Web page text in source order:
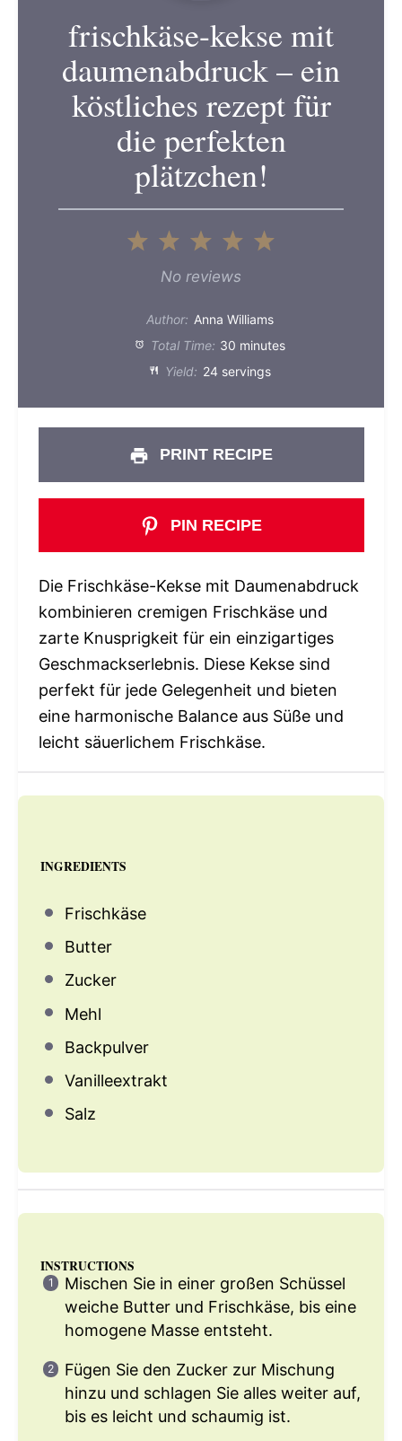
frischkäse-kekse mit
daumenabdruck – ein
köstliches rezept für
die perfekten
plätzchen!
5
4
3
Stars
2
Stars
1
Star
No reviews
Author: Anna Williams
Total Time: 30 minutes
Yield: 24 servings
PRINT RECIPE
PIN RECIPE
Die Frischkäse-Kekse mit Daumenabdruck
kombinieren cremigen Frischkäse und
zarte Knusprigkeit für ein einzigartiges
Geschmackserlebnis. Diese Kekse sind
perfekt für jede Gelegenheit und bieten
eine harmonische Balance aus Süße und
leicht säuerlichem Frischkäse.
INGREDIENTS
Frischkäse
Butter
Zucker
Mehl
Backpulver
Vanilleextrakt
Salz
INSTRUCTIONS
Mischen Sie in einer großen Schüssel
weiche Butter und Frischkäse, bis eine
homogene Masse entsteht.
Fügen Sie den Zucker zur Mischung
hinzu und schlagen Sie alles weiter auf,
bis es leicht und schaumig ist.